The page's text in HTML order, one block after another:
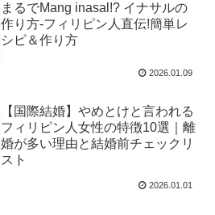
まるでMang inasal!? イナサルの
作り方-フィリピン人直伝!簡単レ
シピ＆作り方
2026.01.09
【国際結婚】やめとけと言われる
フィリピン人女性の特徴10選｜離
婚が多い理由と結婚前チェックリ
スト
2026.01.01